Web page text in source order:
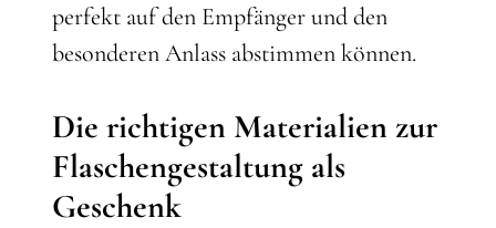
perfekt auf den Empfänger und den
besonderen Anlass abstimmen können.
Die richtigen Materialien zur
Flaschengestaltung als
Geschenk